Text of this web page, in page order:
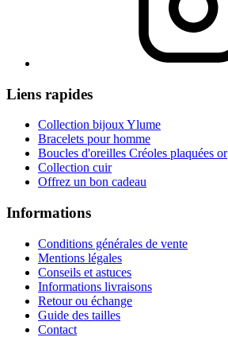
Liens rapides
Collection bijoux Ylume
Bracelets pour homme
Boucles d'oreilles Créoles plaquées or
Collection cuir
Offrez un bon cadeau
Informations
Conditions générales de vente
Mentions légales
Conseils et astuces
Informations livraisons
Retour ou échange
Guide des tailles
Contact